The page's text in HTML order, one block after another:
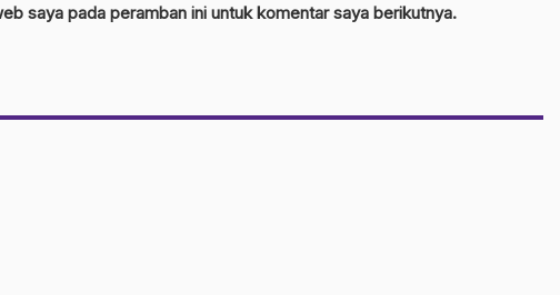
saya pada peramban ini untuk komentar saya berikutnya.